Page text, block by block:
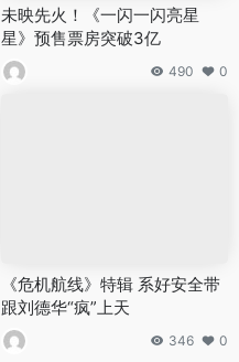
未映先火！《一闪一闪亮星
星》预售票房突破3亿
490 0
《危机航线》特辑 系好安全带
跟刘德华“疯”上天
346 0